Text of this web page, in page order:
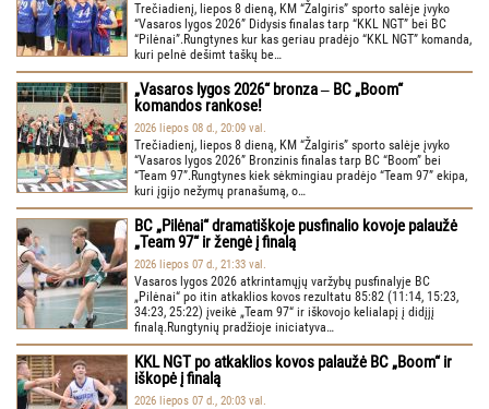
Trečiadienį, liepos 8 dieną, KM “Žalgiris” sporto salėje įvyko
“Vasaros lygos 2026” Didysis finalas tarp “KKL NGT” bei BC
“Pilėnai”.Rungtynes kur kas geriau pradėjo “KKL NGT” komanda,
kuri pelnė dešimt taškų be…
„Vasaros lygos 2026“ bronza ‒ BC „Boom“
komandos rankose!
2026 liepos 08 d., 20:09 val.
Trečiadienį, liepos 8 dieną, KM “Žalgiris” sporto salėje įvyko
“Vasaros lygos 2026” Bronzinis finalas tarp BC “Boom” bei
“Team 97”.Rungtynes kiek sėkmingiau pradėjo “Team 97” ekipa,
kuri įgijo nežymų pranašumą, o…
BC „Pilėnai“ dramatiškoje pusfinalio kovoje palaužė
„Team 97“ ir žengė į finalą
2026 liepos 07 d., 21:33 val.
Vasaros lygos 2026 atkrintamųjų varžybų pusfinalyje BC
„Pilėnai“ po itin atkaklios kovos rezultatu 85:82 (11:14, 15:23,
34:23, 25:22) įveikė „Team 97“ ir iškovojo kelialapį į didįjį
finalą.Rungtynių pradžioje iniciatyva…
KKL NGT po atkaklios kovos palaužė BC „Boom“ ir
iškopė į finalą
2026 liepos 07 d., 20:03 val.